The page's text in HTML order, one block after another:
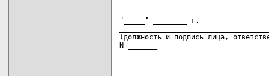
"_____" ________ г.
(должность и подпись лица,
N _______